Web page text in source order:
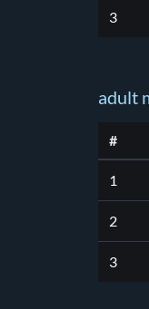
3
adult
#
1
2
3